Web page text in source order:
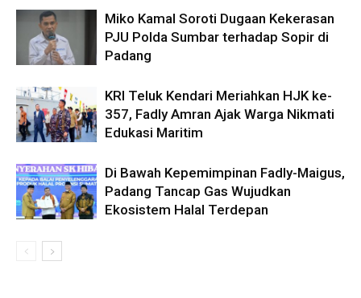
Miko Kamal Soroti Dugaan Kekerasan
PJU Polda Sumbar terhadap Sopir di
Padang
KRI Teluk Kendari Meriahkan HJK ke-
357, Fadly Amran Ajak Warga Nikmati
Edukasi Maritim
Di Bawah Kepemimpinan Fadly-Maigus,
Padang Tancap Gas Wujudkan
Ekosistem Halal Terdepan